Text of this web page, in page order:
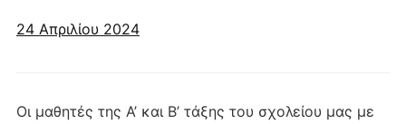
24 Απριλίου 2024
Οι μαθητές της Α’ και Β’ τάξης του σχολείου μας με